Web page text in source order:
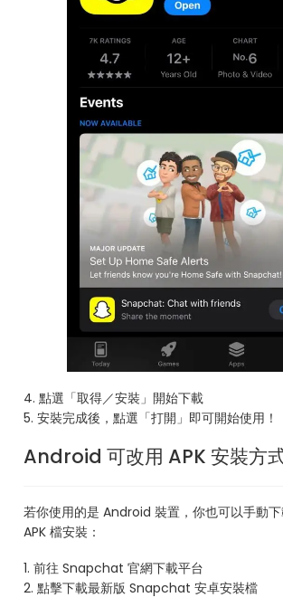
4. 點選「取得／安裝」開始下載
5. 安裝完成後，點選「打開」即可開始使用！
Android 可改用 APK 安裝方
若你使用的是 Android 裝置，你也可以手動
APK 檔安裝：
1. 前往 Snapchat 官網下載平台
2. 點擊下載最新版 Snapchat 安卓安裝檔